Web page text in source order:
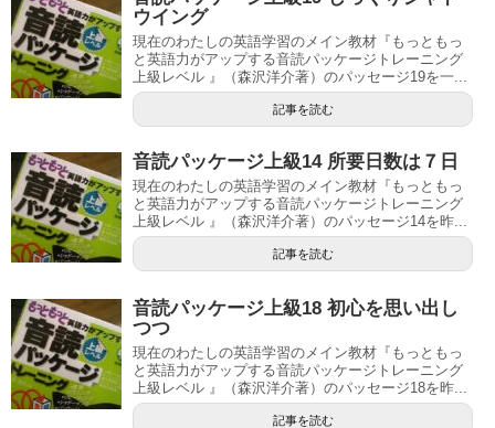
ウイング
現在のわたしの英語学習のメイン教材『もっともっ
と英語力がアップする音読パッケージトレーニング
上級レベル 』（森沢洋介著）のパッセージ19を一...
記事を読む
音読パッケージ上級14 所要日数は７日
現在のわたしの英語学習のメイン教材『もっともっ
と英語力がアップする音読パッケージトレーニング
上級レベル 』（森沢洋介著）のパッセージ14を昨...
記事を読む
音読パッケージ上級18 初心を思い出し
つつ
現在のわたしの英語学習のメイン教材『もっともっ
と英語力がアップする音読パッケージトレーニング
上級レベル 』（森沢洋介著）のパッセージ18を昨...
記事を読む